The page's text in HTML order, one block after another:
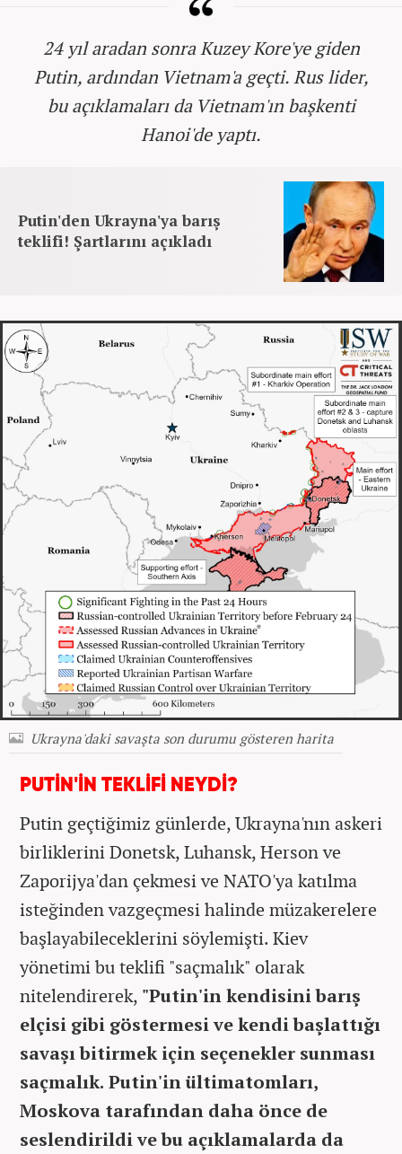
24 yıl aradan sonra Kuzey Kore'ye giden
Putin, ardından Vietnam'a geçti. Rus lider,
bu açıklamaları da Vietnam'ın başkenti
Hanoi'de yaptı.
Putin'den Ukrayna'ya barış
teklifi! Şartlarını açıkladı
Ukrayna'daki savaşta son durumu gösteren harita
PUTİN'İN TEKLİFİ NEYDİ?
Putin geçtiğimiz günlerde, Ukrayna'nın askeri
birliklerini Donetsk, Luhansk, Herson ve
Zaporijya'dan çekmesi ve NATO'ya katılma
isteğinden vazgeçmesi halinde müzakerelere
başlayabileceklerini söylemişti. Kiev
yönetimi bu teklifi "saçmalık" olarak
nitelendirerek, "Putin'in kendisini barış
elçisi gibi göstermesi ve kendi başlattığı
savaşı bitirmek için seçenekler sunması
saçmalık. Putin'in ültimatomları,
Moskova tarafından daha önce de
seslendirildi ve bu açıklamalarda da